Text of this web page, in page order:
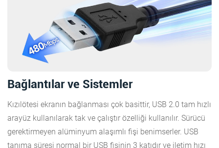
Bağlantılar ve Sistemler
Kızılötesi ekranın bağlanması çok basittir, USB 2.0 tam hızlı
arayüz kullanılarak tak ve çalıştır özelliği kullanılır. Sürücü
gerektirmeyen alüminyum alaşımlı fişi benimserler. USB
tanıma süresi normal bir USB fişinin 3 katıdır ve iletim hızı